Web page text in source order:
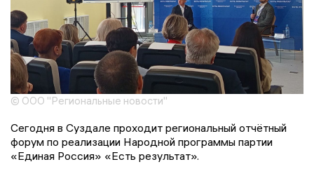
© ООО "Региональные новости"
Сегодня в Суздале проходит региональный отчётный
форум по реализации Народной программы партии
«Единая Россия» «Есть результат».